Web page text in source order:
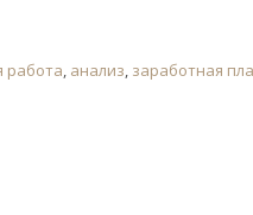
работа, анализ, заработная